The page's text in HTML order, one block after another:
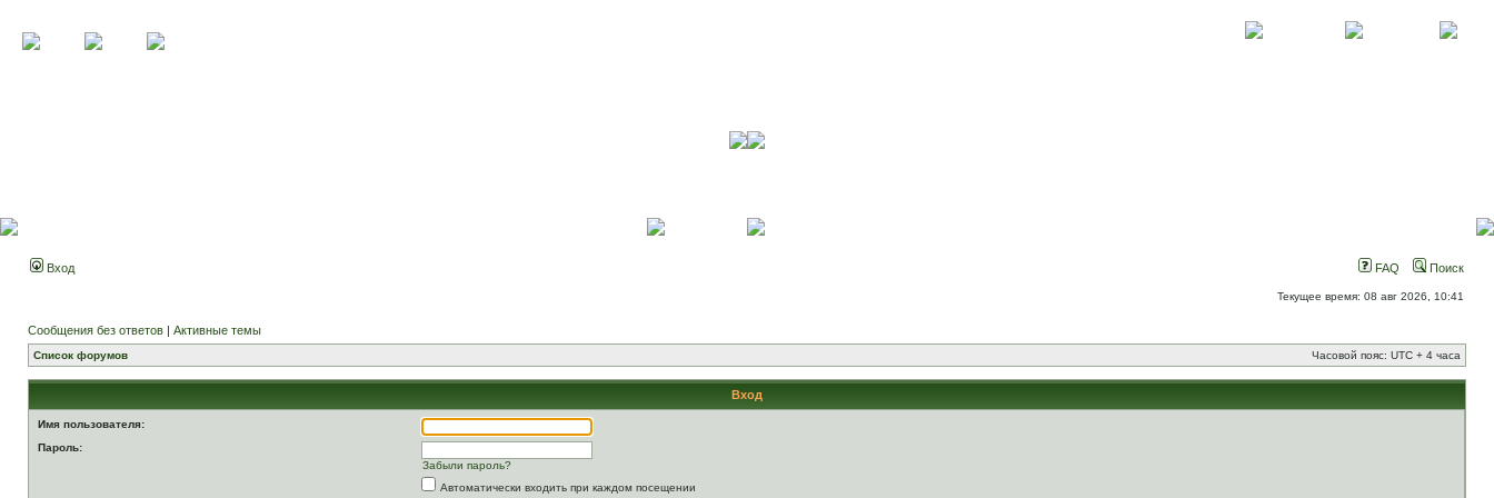
Вход FAQ Поиск
Текущее время: 08 авг 2026, 10:41
Сообщения без ответов | Активные темы
Список форумов Часовой пояс: UTC + 4 часа
Вход
Имя пользователя:
Пароль:
Забыли пароль?
Автоматически входить при каждом посещении